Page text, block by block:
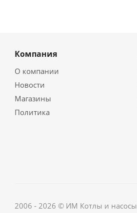
Компания
О компании
Новости
Магазины
Политика
2006 - 2026 © ИМ Котлы и насосы